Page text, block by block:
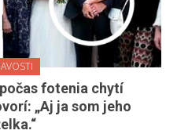
fotenia chytí
„Aj ja som jeho